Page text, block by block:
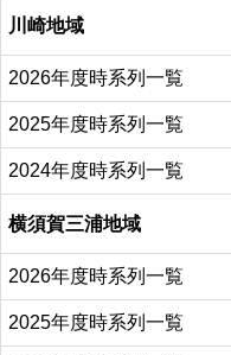
川崎地域
2026年度時系列一覧
2025年度時系列一覧
2024年度時系列一覧
横須賀三浦地域
2026年度時系列一覧
2025年度時系列一覧